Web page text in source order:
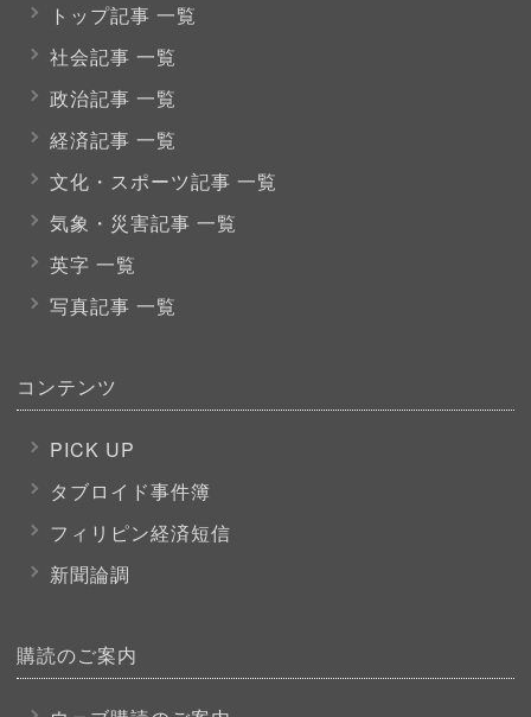
トップ記事 一覧
社会記事 一覧
政治記事 一覧
経済記事 一覧
文化・スポーツ記事 一覧
気象・災害記事 一覧
英字 一覧
写真記事 一覧
コンテンツ
PICK UP
タブロイド事件簿
フィリピン経済短信
新聞論調
購読のご案内